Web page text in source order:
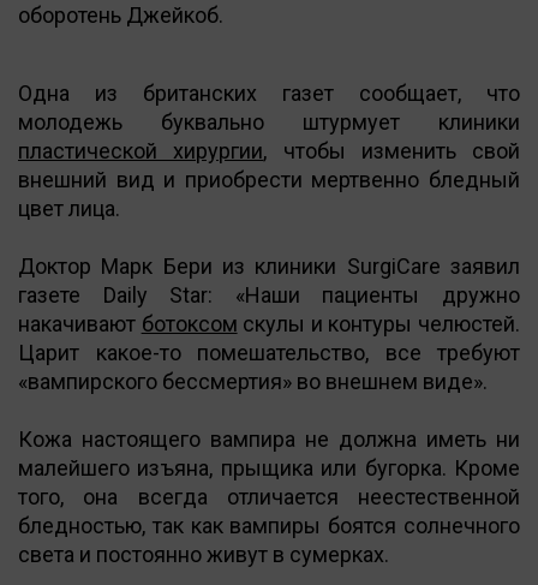
оборотень Джейкоб.
Одна из британских газет сообщает, что
молодежь буквально штурмует клиники
пластической хирургии, чтобы изменить свой
внешний вид и приобрести мертвенно бледный
цвет лица.
Доктор Марк Бери из клиники SurgiCare заявил
газете Daily Star: «Наши пациенты дружно
накачивают ботоксом скулы и контуры челюстей.
Царит какое-то помешательство, все требуют
«вампирского бессмертия» во внешнем виде».
Кожа настоящего вампира не должна иметь ни
малейшего изъяна, прыщика или бугорка. Кроме
того, она всегда отличается неестественной
бледностью, так как вампиры боятся солнечного
света и постоянно живут в сумерках.